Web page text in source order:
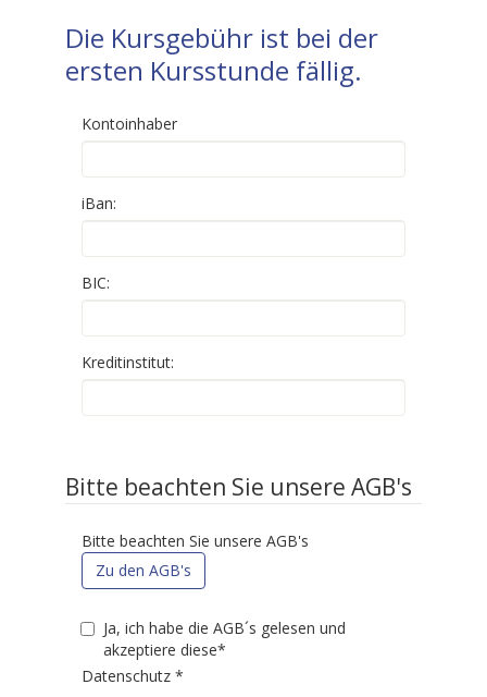
Die Kursgebühr ist bei der
ersten Kursstunde fällig.
Kontoinhaber
iBan:
BIC:
Kreditinstitut:
Bitte beachten Sie unsere AGB's
Bitte beachten Sie unsere AGB's
Zu den AGB's
Ja, ich habe die AGB´s gelesen und
akzeptiere diese*
Datenschutz *